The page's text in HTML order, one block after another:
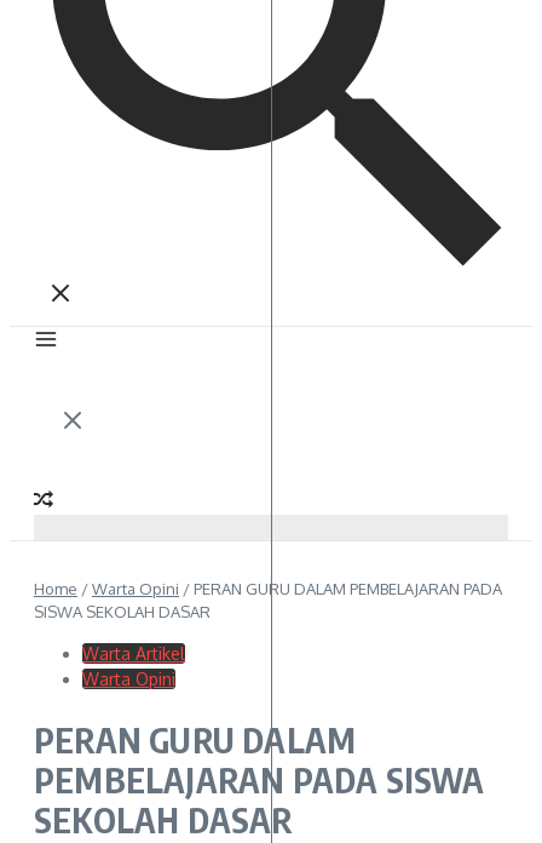
Home /Warta Opini / PERAN GURU DALAM PEMBELAJARAN PADA
SISWA SEKOLAH DASAR
Warta Artikel
Warta Opini
PERAN GURU DALAM
PEMBELAJARAN PADA SISWA
SEKOLAH DASAR